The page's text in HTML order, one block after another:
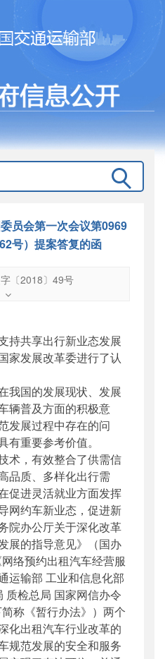
员会第一次会议第0969
号）提案答复的函
〔2018〕49号
2018〕49号
22日
国委员会;提案;答复函
持共享出行新业态发展
家发展改革委进行了认
我国的发展现状、发展
辆普及方面的积极意
发展过程中存在的问
有重要参考价值。
术，有效整合了供需信
品质、多样化出行需
促进灵活就业方面发挥
网约车新业态，促进新
院办公厅关于深化改革
展的指导意见》（国办
络预约出租汽车经营服
运输部 工业和信息化部
质检总局 国家网信办令
称《暂行办法》）两个
化出租汽车行业改革的
规范发展的安全和服务